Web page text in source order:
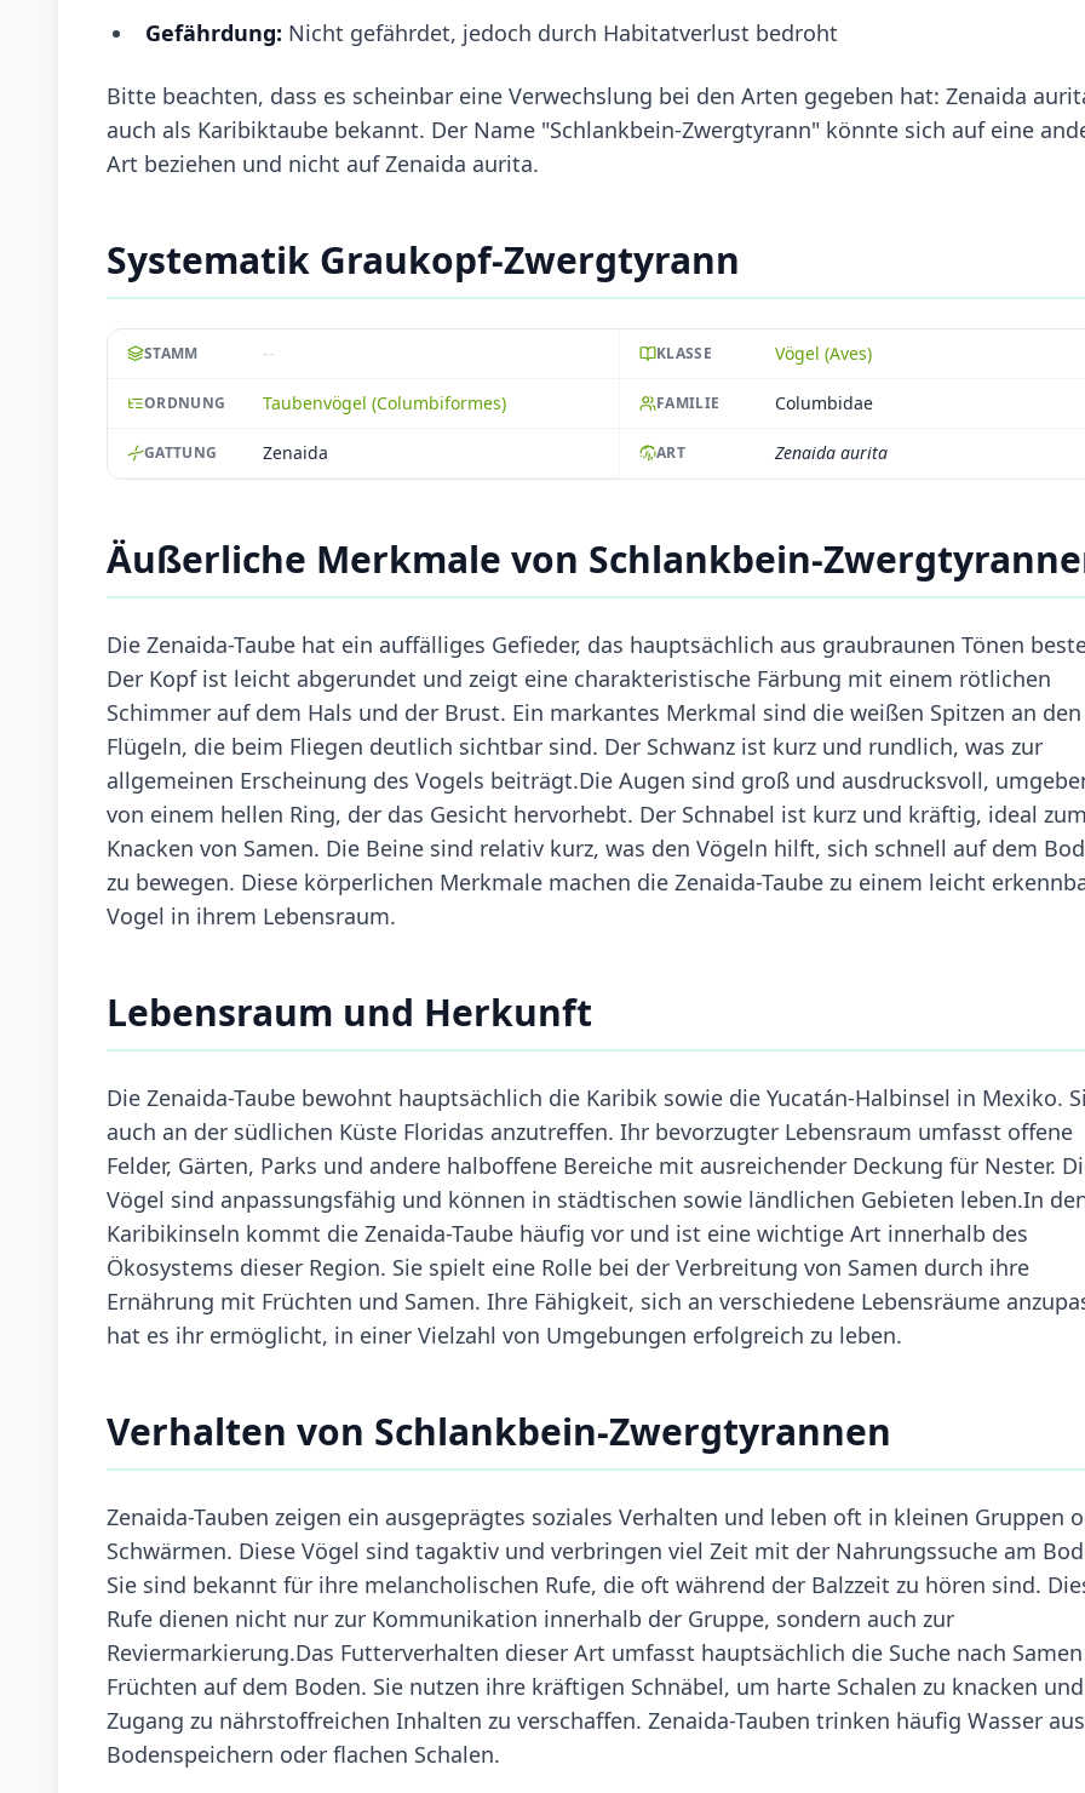
Gefährdung: Nicht gefährdet, jedoch durch Habitatverlust bedroht
Bitte beachten, dass es scheinbar eine Verwechslung bei den Arten gegeben hat: Zenaida
auch als Karibiktaube bekannt. Der Name "Schlankbein-Zwergtyrann" könnte sich auf eine
Art beziehen und nicht auf Zenaida aurita.
Systematik Graukopf-Zwergtyrann
STAMM -- KLASSE Vögel (Aves)
ORDNUNG Taubenvögel (Columbiformes) FAMILIE Columbidae
GATTUNG Zenaida ART Zenaida aurita
Äußerliche Merkmale von Schlankbein-
Die Zenaida-Taube hat ein auffälliges Gefieder, das hauptsächlich aus graubraunen Tönen
Der Kopf ist leicht abgerundet und zeigt eine charakteristische Färbung mit einem rötlichen
Schimmer auf dem Hals und der Brust. Ein markantes Merkmal sind die weißen Spitzen an den
Flügeln, die beim Fliegen deutlich sichtbar sind. Der Schwanz ist kurz und rundlich, was zur
allgemeinen Erscheinung des Vogels beiträgt.Die Augen sind groß und ausdrucksvoll,
von einem hellen Ring, der das Gesicht hervorhebt. Der Schnabel ist kurz und kräftig, ideal zum
Knacken von Samen. Die Beine sind relativ kurz, was den Vögeln hilft, sich schnell auf dem
zu bewegen. Diese körperlichen Merkmale machen die Zenaida-Taube zu einem leicht
Vogel in ihrem Lebensraum.
Lebensraum und Herkunft
Die Zenaida-Taube bewohnt hauptsächlich die Karibik sowie die Yucatán-Halbinsel in Mexiko.
auch an der südlichen Küste Floridas anzutreffen. Ihr bevorzugter Lebensraum umfasst offene
Felder, Gärten, Parks und andere halboffene Bereiche mit ausreichender Deckung für Nester.
Vögel sind anpassungsfähig und können in städtischen sowie ländlichen Gebieten leben.In
Karibikinseln kommt die Zenaida-Taube häufig vor und ist eine wichtige Art innerhalb des
Ökosystems dieser Region. Sie spielt eine Rolle bei der Verbreitung von Samen durch ihre
Ernährung mit Früchten und Samen. Ihre Fähigkeit, sich an verschiedene Lebensräume
hat es ihr ermöglicht, in einer Vielzahl von Umgebungen erfolgreich zu leben.
Verhalten von Schlankbein-Zwergtyrannen
Zenaida-Tauben zeigen ein ausgeprägtes soziales Verhalten und leben oft in kleinen Gruppen
Schwärmen. Diese Vögel sind tagaktiv und verbringen viel Zeit mit der Nahrungssuche am
Sie sind bekannt für ihre melancholischen Rufe, die oft während der Balzzeit zu hören sind.
Rufe dienen nicht nur zur Kommunikation innerhalb der Gruppe, sondern auch zur
Reviermarkierung.Das Futterverhalten dieser Art umfasst hauptsächlich die Suche nach
Früchten auf dem Boden. Sie nutzen ihre kräftigen Schnäbel, um harte Schalen zu knacken
Zugang zu nährstoffreichen Inhalten zu verschaffen. Zenaida-Tauben trinken häufig Wasser aus
Bodenspeichern oder flachen Schalen.